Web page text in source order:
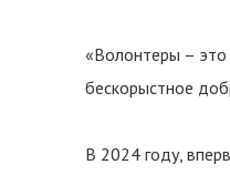
«Волонтеры –
бескорыстное
В 2024 году,